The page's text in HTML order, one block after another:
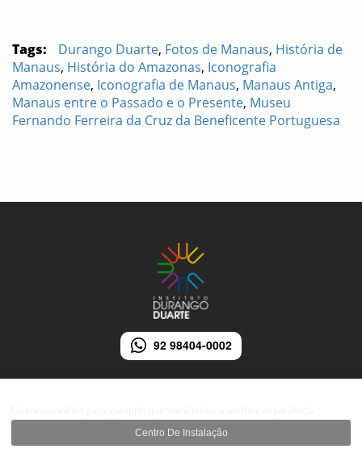
Tags: Durango Duarte, Fotos de Manaus, História de
Manaus, História do Amazonas, Iconografia
Amazonense, Iconografia de Manaus, Manaus Antiga,
Manaus entre o Passado e o Presente, Museu
Fernando Ferreira da Cruz da Beneficente Portuguesa
92 98404-0002
Centro De Instalação